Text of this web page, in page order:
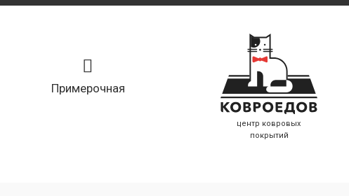
Примерочная
центр ковровых
покрытий